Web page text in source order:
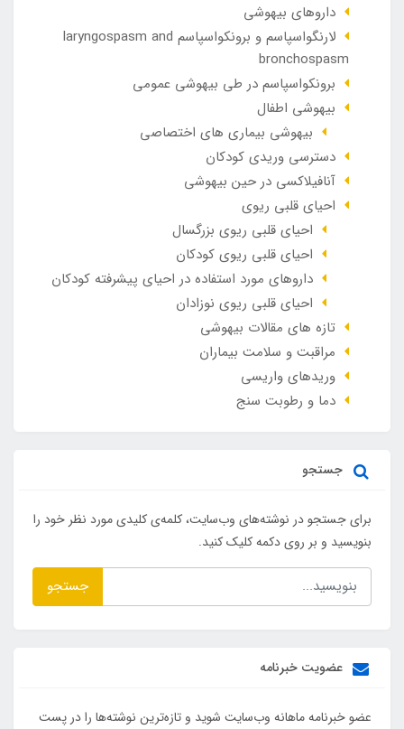
داروهای بیهوشی
لارنگواسپاسم و برونکواسپاسم laryngospasm and
bronchospasm
برونکواسپاسم در طی بیهوشی عمومی
بیهوشی اطفال
بیهوشی بیماری های اختصاصی
دسترسی وریدی کودکان
آنافيلاکسی در حين بيهوشی
احیای قلبی ریوی
احیای قلبی ریوی بزرگسال
احیای قلبی ریوی کودکان
داروهای مورد استفاده در احیای پیشرفته کودکان
احیای قلبی ریوی نوزادان
تازه های مقالات بیهوشی
مراقبت و سلامت بیماران
وريدهاي واريسي
دما و رطوبت سنج
جستجو
برای جستجو در نوشته‌های وب‌سایت، کلمه‌ی کلیدی مورد نظر خود را
بنویسید و بر روی دکمه کلیک کنید.
جستجو
عضویت خبرنامه
عضو خبرنامه ماهانه وب‌سایت شوید و تازه‌ترین نوشته‌ها را در پست